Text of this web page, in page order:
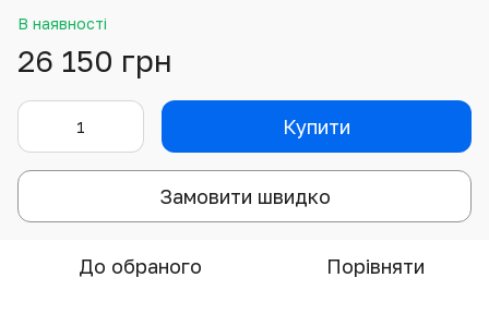
В наявності
26 150 грн
Купити
Замовити швидко
До обраного Порівняти